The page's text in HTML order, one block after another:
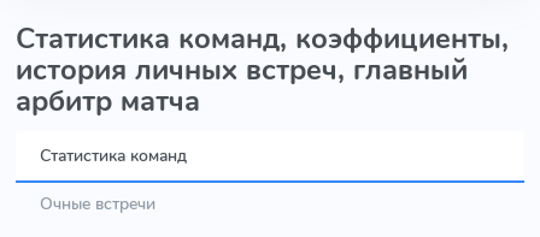
Статистика команд, коэффициенты,
история личных встреч, главный
арбитр матча
Статистика команд
Очные встречи